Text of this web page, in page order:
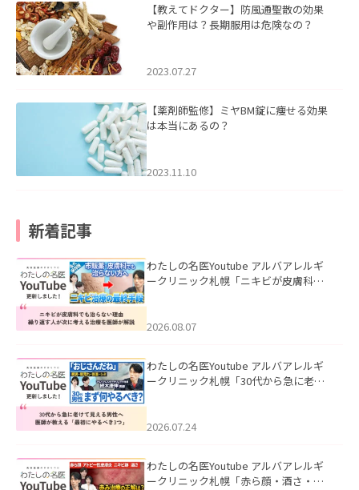
【教えてドクター】防風通聖散の効果
や副作用は？長期服用は危険なの？
2023.07.27
【薬剤師監修】ミヤBM錠に痩せる効果
は本当にあるの？
2023.11.10
新着記事
わたしの名医Youtube アルバアレルギ
ークリニック札幌「ニキビが皮膚科で
ました。
2026.08.07
わたしの名医Youtube アルバアレルギ
ークリニック札幌「30代から急に老け
た。
2026.07.24
わたしの名医Youtube アルバアレルギ
ークリニック札幌「赤ら顔・酒さ・ニ